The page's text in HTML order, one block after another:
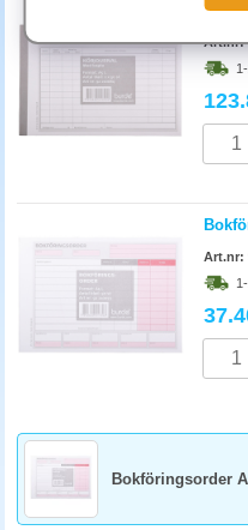
Förtryckta blanketter med kopia
verksamheter som dagligen
intern administration och
Art.nr:
Art.nr:
Bokföringsorder